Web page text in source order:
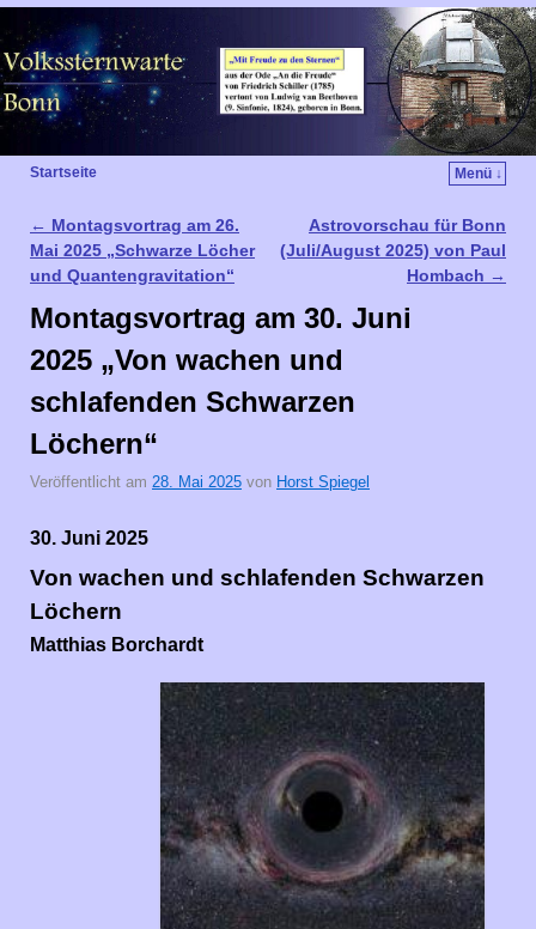
Startseite Menü ↓
Artikelnavigation
← Montagsvortrag am 26.
Mai 2025 „Schwarze Löcher
und Quantengravitation“
Astrovorschau für Bonn
(Juli/August 2025) von Paul
Hombach →
Montagsvortrag am 30. Juni
2025 „Von wachen und
schlafenden Schwarzen
Löchern“
Veröffentlicht am 28. Mai 2025 von Horst Spiegel
30. Juni 2025
Von wachen und schlafenden Schwarzen
Löchern
Matthias Borchardt